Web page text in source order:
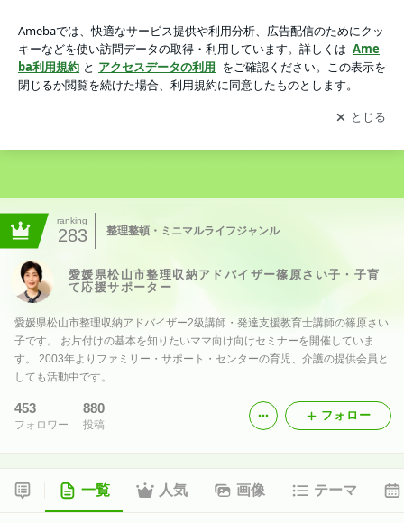
ポーターアプリをダウンロードして ブログの更新通知
を受け取りまし
ょう。
開く
ranking
283 整理整頓・ミニマルライフジャンル
愛媛県松山市整理収納アドバイザー篠原さい子・子育
て応援サポーター
愛媛県松山市整理収納アドバイザー2級講師・発達支援教育士講師の篠原さい
子です。 お片付けの基本を知りたいママ向け向けセミナーを開催していま
す。 2003年よりファミリー・サポート・センターの育児、介護の提供会員と
しても活動中です。
453
フォロワー
880
投稿
フォロー
一覧 人気 画像 テーマ